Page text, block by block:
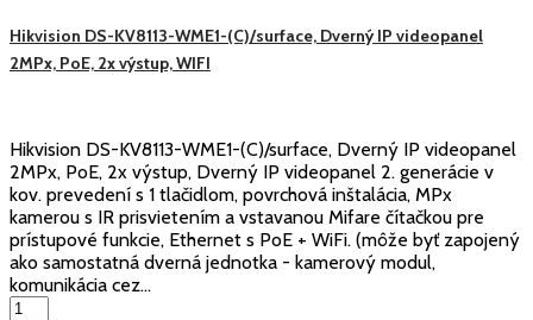
Hikvision DS-KV8113-WME1-(C)/surface, Dverný IP videopanel
2MPx, PoE, 2x výstup, WIFI
Hikvision DS-KV8113-WME1-(C)/surface, Dverný IP videopanel
2MPx, PoE, 2x výstup, Dverný IP videopanel 2. generácie v
kov. prevedení s 1 tlačidlom, povrchová inštalácia, MPx
kamerou s IR prisvietením a vstavanou Mifare čítačkou pre
prístupové funkcie, Ethernet s PoE + WiFi. (môže byť zapojený
ako samostatná dverná jednotka - kamerový modul,
komunikácia cez...